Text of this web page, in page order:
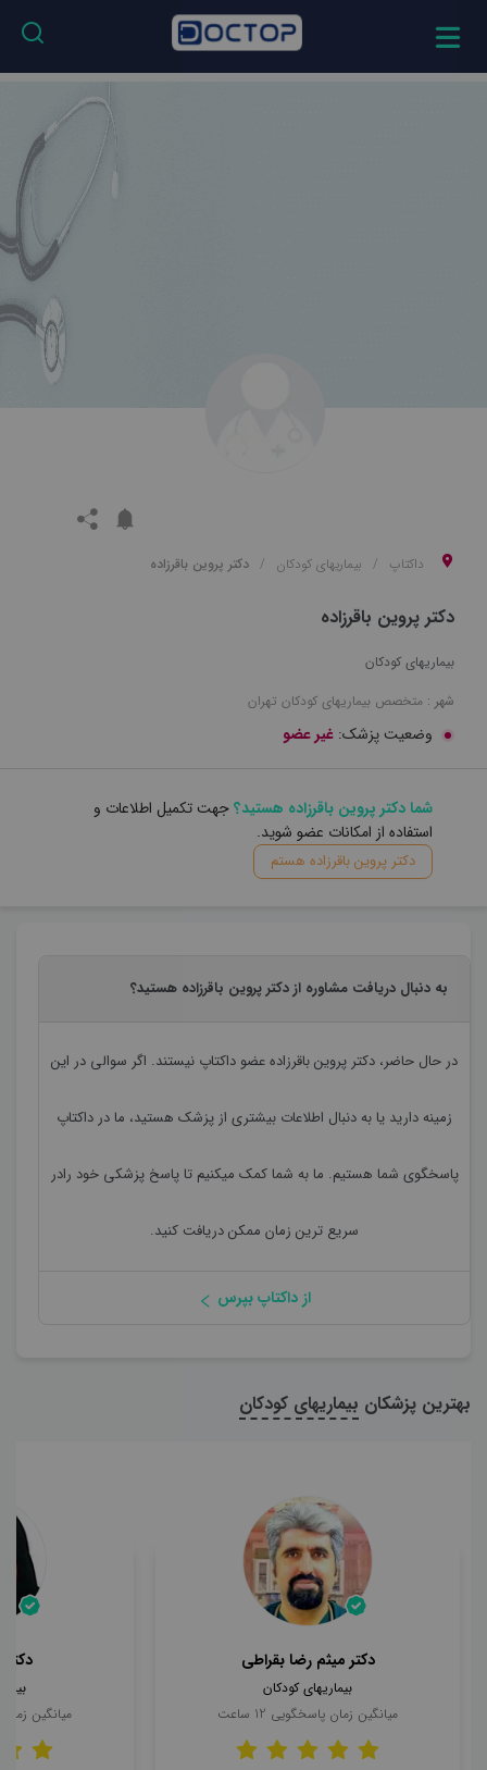
داکتاپ بیماریهای کودکان دکتر پروین باقرزاده
دکتر پروین باقرزاده
بیماریهای کودکان
شهر : متخصص بیماریهای کودکان تهران
وضعیت پزشک: غیر عضو
شما دکتر پروین باقرزاده هستید؟جهت تکمیل اطلاعات و
استفاده از امکانات عضو شوید.
دکتر پروین باقرزاده هستم
به دنبال دریافت مشاوره از دکتر پروین باقرزاده هستید؟
در حال حاضر، دکتر پروین باقرزادهعضو داکتاپ نیستند. اگر سوالی در این
زمینه دارید یا به دنبال اطلاعات بیشتری از پزشک هستید، ما در داکتاپ
پاسخگوی شما هستیم. ما به شما کمک میکنیم تا پاسخ پزشکی خود رادر
سریع ترین زمان ممکن دریافت کنید.
از داکتاپ بپرس
بهترین پزشکان بیماریهای کودکان
دکتر میثم رضا بقراطی
بیماریهای کودکان
میانگین زمان پاسخگویی 12 ساعت
میانگین